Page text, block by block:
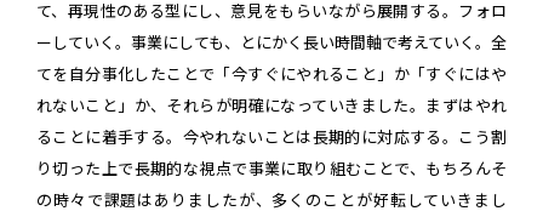
て、再現性のある型にし、意見をもらいながら展開する。フォロ
ーしていく。事業にしても、とにかく長い時間軸で考えていく。全
てを自分事化したことで「今すぐにやれること」か「すぐにはや
れないこと」か、それらが明確になっていきました。まずはやれ
ることに着手する。今やれないことは長期的に対応する。こう割
り切った上で長期的な視点で事業に取り組むことで、もちろんそ
の時々で課題はありましたが、多くのことが好転していきまし